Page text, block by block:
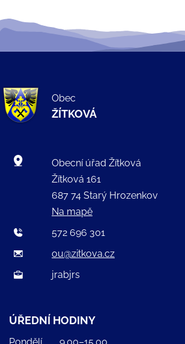
Obec
ŽÍTKOVÁ
Obecní úřad Žítková
Žítková 161
687 74 Starý Hrozenkov
Na mapě
572 696 301
ou@zitkova.cz
jrabjrs
ÚŘEDNÍ HODINY